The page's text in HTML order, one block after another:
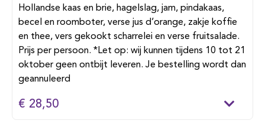
Hollandse kaas en brie, hagelslag, jam, pindakaas,
becel en roomboter, verse jus d’orange, zakje koffie
en thee, vers gekookt scharrelei en verse fruitsalade.
Prijs per persoon. *Let op: wij kunnen tijdens 10 tot 21
oktober geen ontbijt leveren. Je bestelling wordt dan
geannuleerd
€ 28,50